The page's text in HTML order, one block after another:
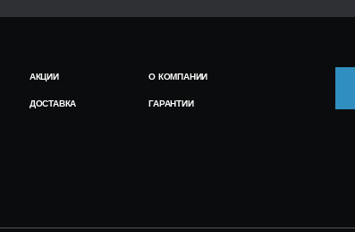
АКЦИИ О КОМПАНИИ
ДОСТАВКА ГАРАНТИИ